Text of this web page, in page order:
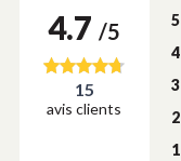
4.7 /5
15
avis clients
5
4
3
2
1